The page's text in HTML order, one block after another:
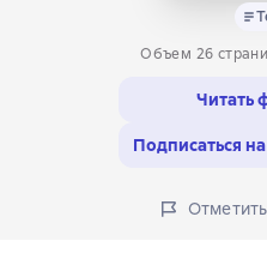
Объем 26
Читать
Подписаться